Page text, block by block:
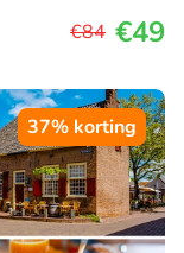
€84 €49
37% korting